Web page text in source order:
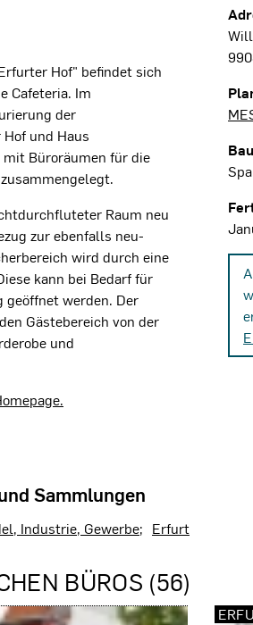
Hof" befindet sich
Cafeteria. Im
der
und Haus
Büroräumen für die
Raum neu
zur ebenfalls neu-
wird durch eine
kann bei Bedarf für
werden. Der
Gästebereich von der
und
Sammlungen
Industrie, Gewerbe Erfurt
BÜROS (56)